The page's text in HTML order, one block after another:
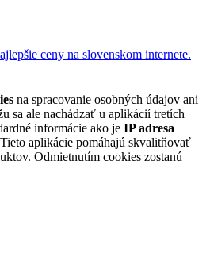
na spracovanie osobných údajov ani
sa ale nachádzať u aplikácií tretích
informácie ako je IP adresa
aplikácie pomáhajú skvalitňovať
Odmietnutím cookies zostanú